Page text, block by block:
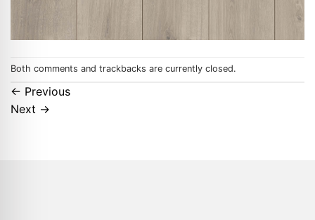
Both comments and trackbacks are currently closed.
← Previous
Next →